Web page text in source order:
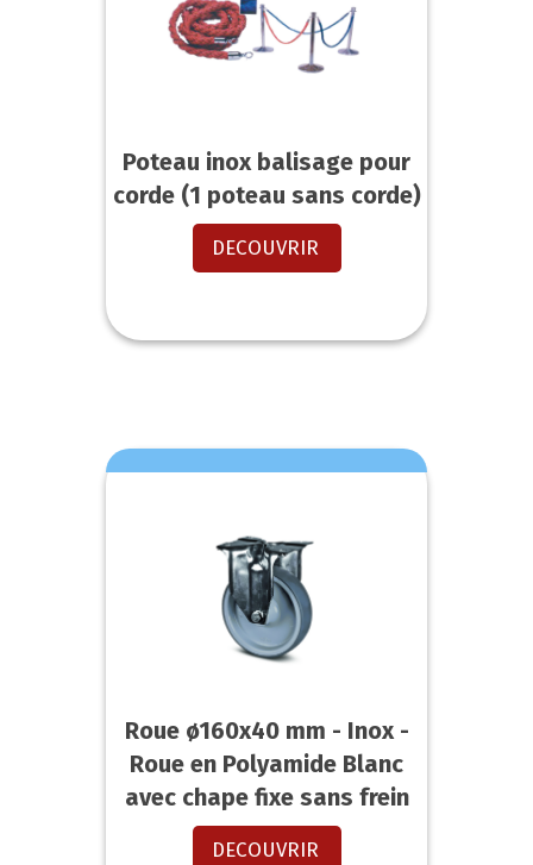
Poteau inox balisage pour
corde (1 poteau sans corde)
DECOUVRIR
Roue ø160x40 mm - Inox -
Roue en Polyamide Blanc
avec chape fixe sans frein
DECOUVRIR